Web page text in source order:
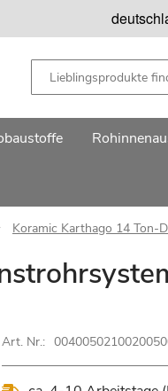
Koramic Karthago 14 Ton-
Art. Nr.: